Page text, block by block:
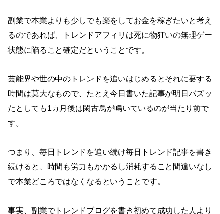
副業で本業よりも少しでも楽をしてお金を稼ぎたいと考え
るのであれば、トレンドアフィリは死に物狂いの無理ゲー
状態に陥ること確定だということです。
芸能界や世の中のトレンドを追いはじめるとそれに要する
時間は莫大なもので、たとえ今日書いた記事が明日バズッ
たとしても1カ月後は閑古鳥が鳴いているのが当たり前で
す。
つまり、毎日トレンドを追い続け毎日トレンド記事を書き
続けると、時間も労力もかかるし消耗すること間違いなし
で本業どころではなくなるということです。
事実、副業でトレンドブログを書き初めて成功した人より